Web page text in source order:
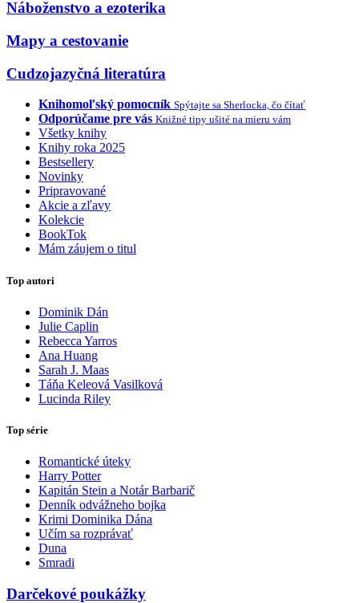
Náboženstvo a ezoterika
Mapy a cestovanie
Cudzojazyčná literatúra
Knihomoľský pomocník Spýtajte sa Sherlocka, čo čítať
Odporúčame pre vás Knižné tipy ušité na mieru vám
Všetky knihy
Knihy roka 2025
Bestsellery
Novinky
Pripravované
Akcie a zľavy
Kolekcie
BookTok
Mám záujem o titul
Top autori
Dominik Dán
Julie Caplin
Rebecca Yarros
Ana Huang
Sarah J. Maas
Táňa Keleová Vasilková
Lucinda Riley
Top série
Romantické úteky
Harry Potter
Kapitán Stein a Notár Barbarič
Denník odvážneho bojka
Krimi Dominika Dána
Učím sa rozprávať
Duna
Smradi
Darčekové poukážky